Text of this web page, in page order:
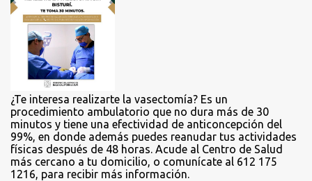
r
o
¿Te interesa realizarte la vasectomía? Es un
procedimiento ambulatorio que no dura más de 30
minutos y tiene una efectividad de anticoncepción del
99%, en donde además puedes reanudar tus actividades
físicas después de 48 horas. Acude al Centro de Salud
más cercano a tu domicilio, o comunícate al 612 175
1216, para recibir más información.